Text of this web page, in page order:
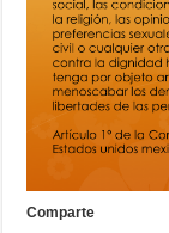
Comparte